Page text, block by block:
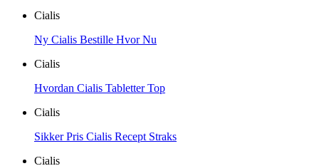
Cialis
Ny Cialis Bestille Hvor Nu
Cialis
Hvordan Cialis Tabletter Top
Cialis
Sikker Pris Cialis Recept Straks
Cialis